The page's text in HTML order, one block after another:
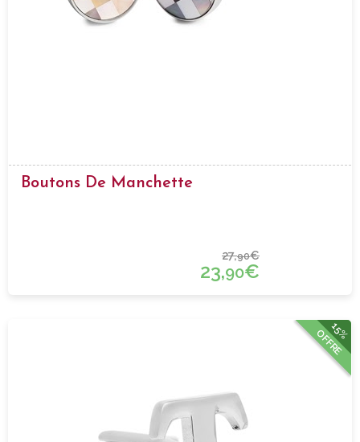
Boutons De Manchette
27,90€
23,90€
15%
OFFRE